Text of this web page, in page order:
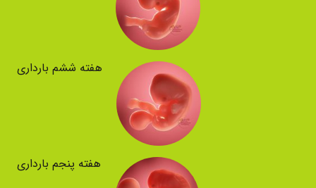
هفته ششم بارداری
هفته پنجم بارداری